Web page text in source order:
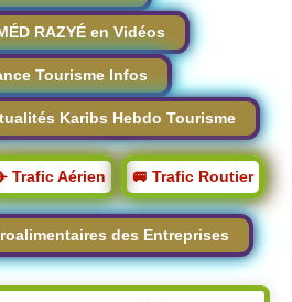
RAZYÉ en Vidéos
Tourisme Infos
Karibs Hebdo Tourisme
Trafic Aérien 🚐 Trafic Routier
des Entreprises